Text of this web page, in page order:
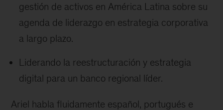
gestión de activos en América Latina sobre su
agenda de liderazgo en estrategia corporativa
a largo plazo.
Liderando la reestructuración y estrategia
digital para un banco regional líder.
Ariel habla fluidamente español, portugués e